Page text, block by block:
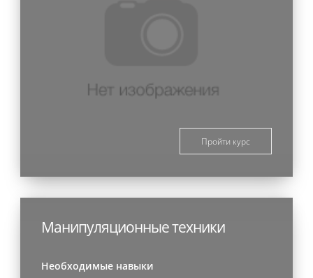
Пройти курс
Манипуляционные техники
Необходимые навыки